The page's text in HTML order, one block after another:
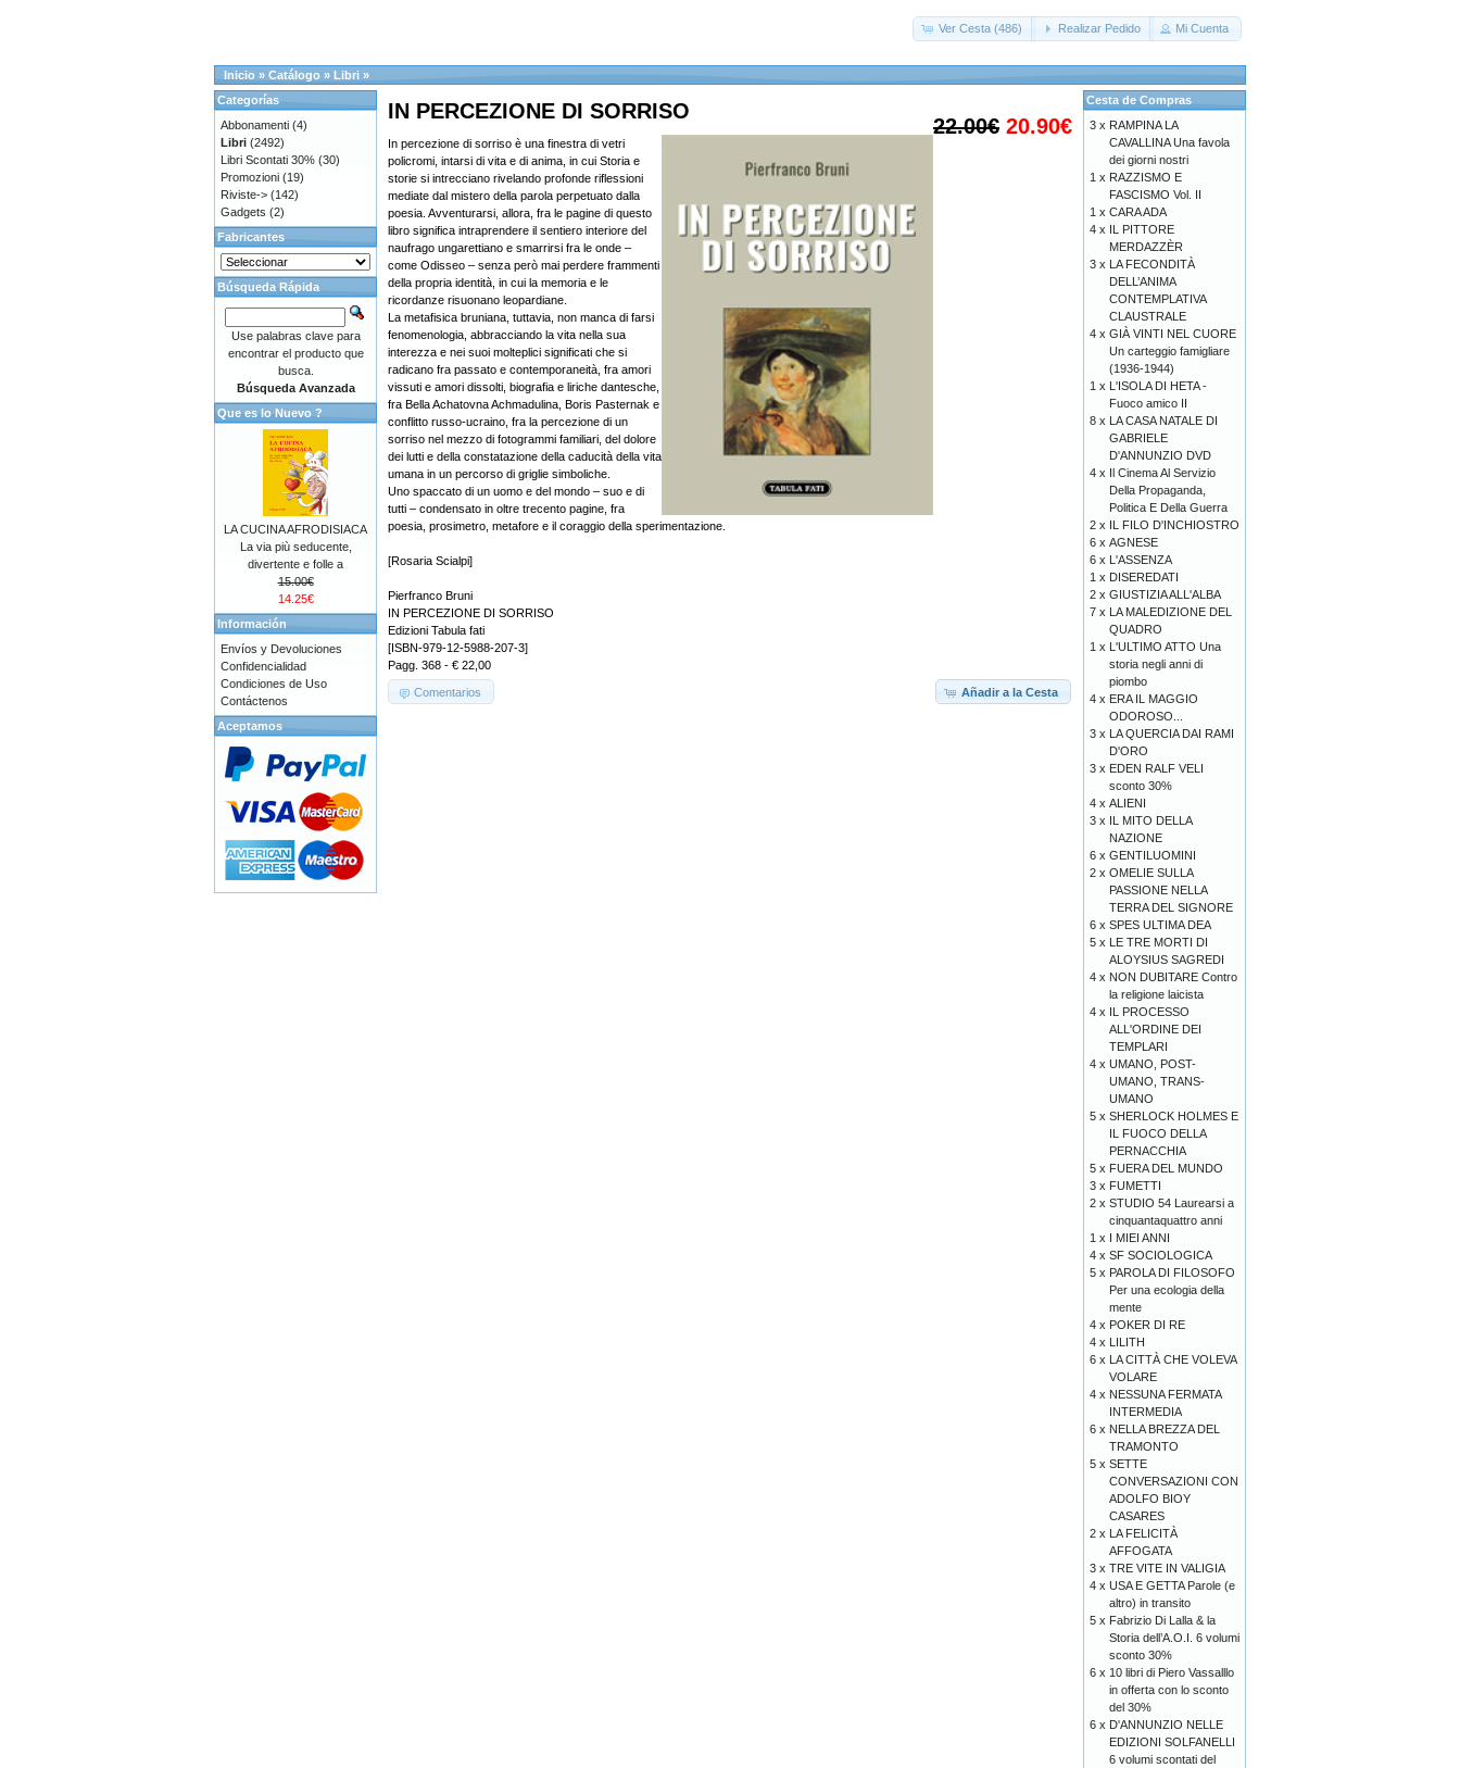
Ver Cesta (486) Realizar Pedido Mi Cuenta
Inicio » Catálogo » Libri »
22.00€ 20.90€
IN PERCEZIONE DI SORRISO
In percezione di sorriso è una finestra di vetri
policromi, intarsi di vita e di anima, in cui Storia e
storie si intrecciano rivelando profonde riflessioni
mediate dal mistero della parola perpetuato dalla
poesia. Avventurarsi, allora, fra le pagine di questo
libro significa intraprendere il sentiero interiore del
naufrago ungarettiano e smarrirsi fra le onde –
come Odisseo – senza però mai perdere frammenti
della propria identità, in cui la memoria e le
ricordanze risuonano leopardiane.
La metafisica bruniana, tuttavia, non manca di farsi
fenomenologia, abbracciando la vita nella sua
interezza e nei suoi molteplici significati che si
radicano fra passato e contemporaneità, fra amori
vissuti e amori dissolti, biografia e liriche dantesche,
fra Bella Achatovna Achmadulina, Boris Pasternak e
conflitto russo-ucraino, fra la percezione di un
sorriso nel mezzo di fotogrammi familiari, del dolore
dei lutti e della constatazione della caducità della vita
umana in un percorso di griglie simboliche.
Uno spaccato di un uomo e del mondo – suo e di
tutti – condensato in oltre trecento pagine, fra
poesia, prosimetro, metafore e il coraggio della sperimentazione.
[Rosaria Scialpi]
Pierfranco Bruni
IN PERCEZIONE DI SORRISO
Edizioni Tabula fati
[ISBN-979-12-5988-207-3]
Pagg. 368 - € 22,00
Añadir a la Cesta
Comentarios
Categorías
Abbonamenti (4)
Libri (2492)
Libri Scontati 30% (30)
Promozioni (19)
Riviste-> (142)
Gadgets (2)
Fabricantes
Búsqueda Rápida
Use palabras clave para
encontrar el producto que
busca.
Búsqueda Avanzada
Que es lo Nuevo ?
LA CUCINA AFRODISIACA
La via più seducente,
divertente e folle a
15.00€
14.25€
Información
Envíos y Devoluciones
Confidencialidad
Condiciones de Uso
Contáctenos
Aceptamos
Cesta de Compras
3 x RAMPINA LA
CAVALLINA Una favola
dei giorni nostri
1 x RAZZISMO E
FASCISMO Vol. II
1 x CARA ADA
4 x IL PITTORE
MERDAZZÈR
3 x LA FECONDITÀ
DELL’ANIMA
CONTEMPLATIVA
CLAUSTRALE
4 x GIÀ VINTI NEL CUORE
Un carteggio famigliare
(1936-1944)
1 x L'ISOLA DI HETA -
Fuoco amico II
8 x LA CASA NATALE DI
GABRIELE
D'ANNUNZIO DVD
4 x Il Cinema Al Servizio
Della Propaganda,
Politica E Della Guerra
2 x IL FILO D'INCHIOSTRO
6 x AGNESE
6 x L'ASSENZA
1 x DISEREDATI
2 x GIUSTIZIA ALL'ALBA
7 x LA MALEDIZIONE DEL
QUADRO
1 x L'ULTIMO ATTO Una
storia negli anni di
piombo
4 x ERA IL MAGGIO
ODOROSO...
3 x LA QUERCIA DAI RAMI
D'ORO
3 x EDEN RALF VELI
sconto 30%
4 x ALIENI
3 x IL MITO DELLA
NAZIONE
6 x GENTILUOMINI
2 x OMELIE SULLA
PASSIONE NELLA
TERRA DEL SIGNORE
6 x SPES ULTIMA DEA
5 x LE TRE MORTI DI
ALOYSIUS SAGREDI
4 x NON DUBITARE Contro
la religione laicista
4 x IL PROCESSO
ALL'ORDINE DEI
TEMPLARI
4 x UMANO, POST-
UMANO, TRANS-
UMANO
5 x SHERLOCK HOLMES E
IL FUOCO DELLA
PERNACCHIA
5 x FUERA DEL MUNDO
3 x FUMETTI
2 x STUDIO 54 Laurearsi a
cinquantaquattro anni
1 x I MIEI ANNI
4 x SF SOCIOLOGICA
5 x PAROLA DI FILOSOFO
Per una ecologia della
mente
4 x POKER DI RE
4 x LILITH
6 x LA CITTÀ CHE VOLEVA
VOLARE
4 x NESSUNA FERMATA
INTERMEDIA
6 x NELLA BREZZA DEL
TRAMONTO
5 x SETTE
CONVERSAZIONI CON
ADOLFO BIOY
CASARES
2 x LA FELICITÀ
AFFOGATA
3 x TRE VITE IN VALIGIA
4 x USA E GETTA Parole (e
altro) in transito
5 x Fabrizio Di Lalla & la
Storia dell’A.O.I. 6 volumi
sconto 30%
6 x 10 libri di Piero Vassalllo
in offerta con lo sconto
del 30%
6 x D'ANNUNZIO NELLE
EDIZIONI SOLFANELLI
6 volumi scontati del